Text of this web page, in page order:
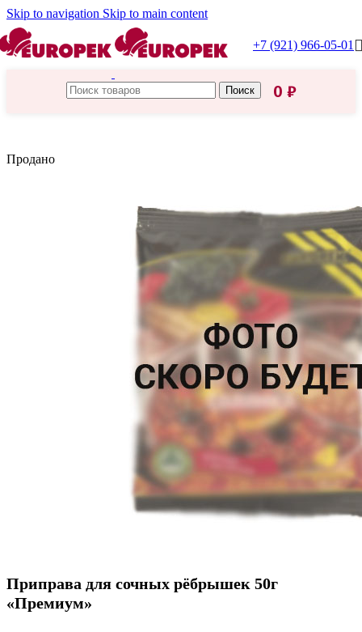
Skip to navigation Skip to main content
+7 (921) 966-05-01
Поиск 0 ₽
Продано
Приправа для сочных рёбрышек 50г
«Премиум»